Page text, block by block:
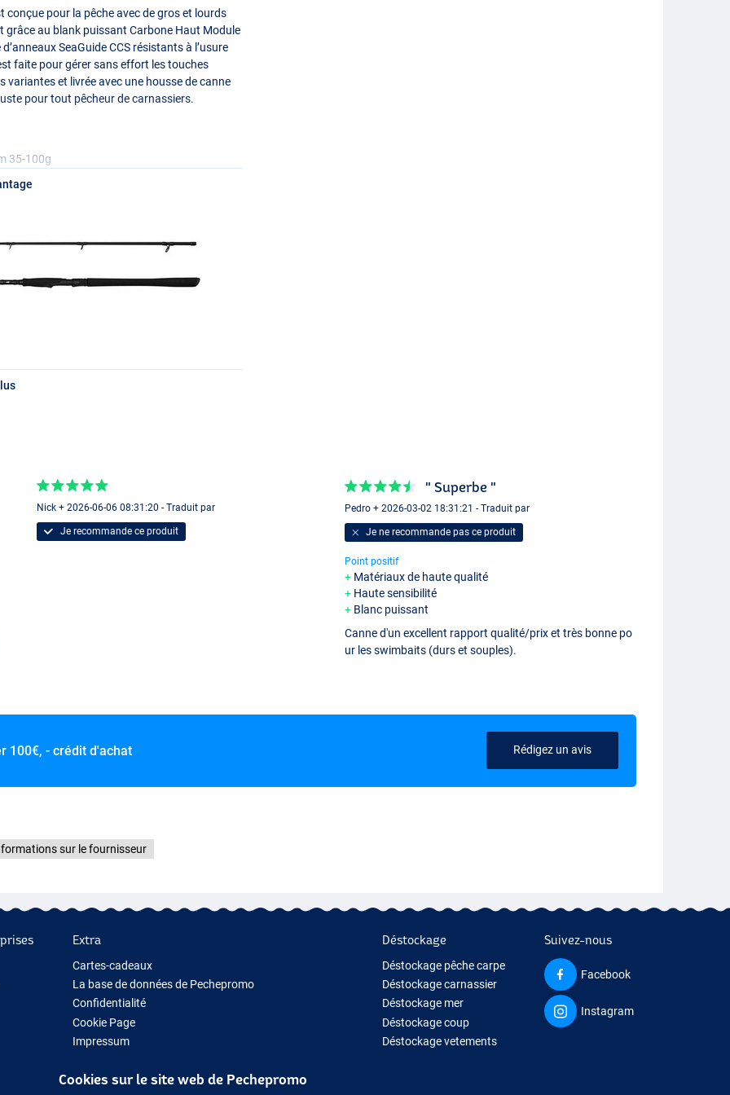
conçue pour la pêche avec de gros et lourds
au blank puissant Carbone Haut Module
SeaGuideCCS résistants à l’usure
faite pour gérer sans effort les touches
variantes et livrée avec une housse de canne
pour tout pêcheur de carnassiers.
35-100g
70-150g
35-100g
70-150g
Nick + 2026-06-06 08:31:20 - Traduit par
Je recommande ce produit
" Superbe "
Pedro + 2026-03-02 18:31:21 - Traduit par
Je ne recommande pas ce produit
Point positif
Matériaux de haute qualité
Haute sensibilité
Blanc puissant
Canne d'un excellent rapport qualité/prix et très bonne po
ur les swimbaits (durs et souples).
100€, - crédit d'achat Rédigez un avis
sur le fournisseur
Extra
Cartes-cadeaux
La base de données de Pechepromo
Confidentialité
Cookie Page
Impressum
Nouveau Matériel de Pêche
Déstockage
Déstockage pêche carpe
Déstockage carnassier
Déstockage mer
Déstockage coup
Déstockage vetements
Suivez-nous
Facebook
Instagram
Cookies sur le site web de Pechepromo